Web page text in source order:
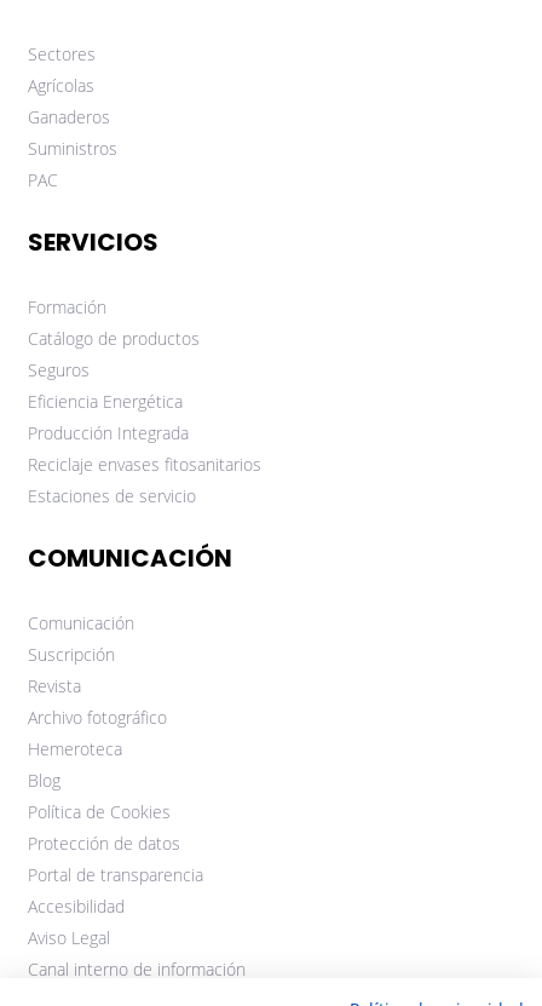
Sectores
Agrícolas
Ganaderos
Suministros
PAC
SERVICIOS
Formación
Catálogo de productos
Seguros
Eficiencia Energética
Producción Integrada
Reciclaje envases fitosanitarios
Estaciones de servicio
COMUNICACIÓN
Comunicación
Suscripción
Revista
Archivo fotográfico
Hemeroteca
Blog
Política de Cookies
Protección de datos
Portal de transparencia
Accesibilidad
Aviso Legal
Canal interno de información